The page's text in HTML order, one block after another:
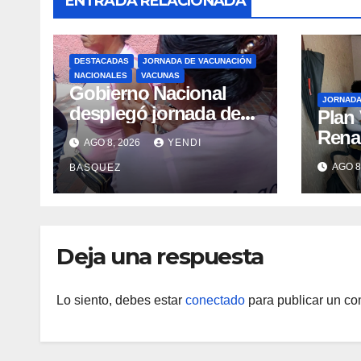
DESTACADAS
JORNADA DE VACUNACIÓN
NACIONALES
VACUNAS
Gobierno Nacional
desplegó jornada de
vacunación en La
Guaira para garantizar
protección
epidemiológica
AGO 8, 2026 YENDI
BASQUEZ
Plan
AGO
Deja una respuesta
Lo siento, debes estar conectado para publicar un